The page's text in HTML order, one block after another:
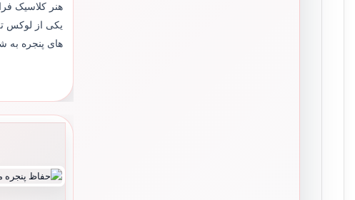
هنر کلاسیک
یکی از لوکس
های پنجره به